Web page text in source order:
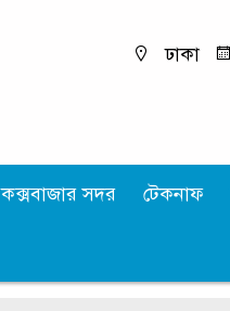
ঢাকা
কক্সবাজার সদর টেকনাফ